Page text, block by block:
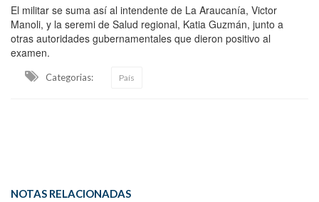
El militar se suma así al intendente de La Araucanía, Victor
Manoli, y la seremi de Salud regional, Katia Guzmán, junto a
otras autoridades gubernamentales que dieron positivo al
examen.
Categorias: País
NOTAS RELACIONADAS